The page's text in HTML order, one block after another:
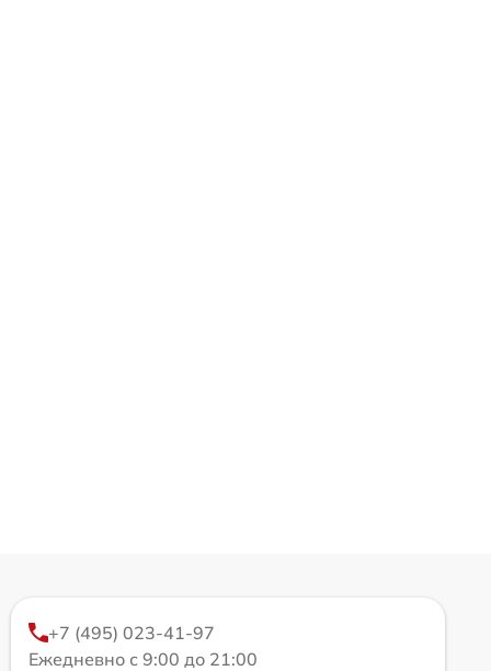
+7 (495) 023-41-97
Ежедневно с 9:00 до 21:00